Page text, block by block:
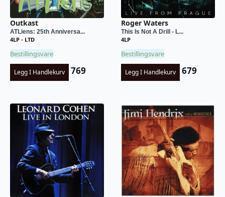
Outkast
ATLiens: 25th Anniversa...
4LP - LTD
Bestillingsvare
Legg I Handlekurv 769
Roger Waters
This Is Not A Drill - L...
4LP
Bestillingsvare
Legg I Handlekurv 679